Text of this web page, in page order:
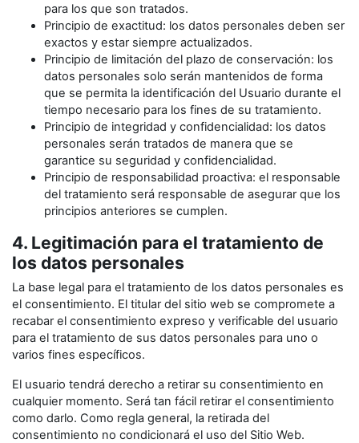
para los que son tratados.
Principio de exactitud: los datos personales deben ser
exactos y estar siempre actualizados.
Principio de limitación del plazo de conservación: los
datos personales solo serán mantenidos de forma
que se permita la identificación del Usuario durante el
tiempo necesario para los fines de su tratamiento.
Principio de integridad y confidencialidad: los datos
personales serán tratados de manera que se
garantice su seguridad y confidencialidad.
Principio de responsabilidad proactiva: el responsable
del tratamiento será responsable de asegurar que los
principios anteriores se cumplen.
4. Legitimación para el tratamiento de
los datos personales
La base legal para el tratamiento de los datos personales es
el consentimiento. El titular del sitio web se compromete a
recabar el consentimiento expreso y verificable del usuario
para el tratamiento de sus datos personales para uno o
varios fines específicos.
El usuario tendrá derecho a retirar su consentimiento en
cualquier momento. Será tan fácil retirar el consentimiento
como darlo. Como regla general, la retirada del
consentimiento no condicionará el uso del Sitio Web.